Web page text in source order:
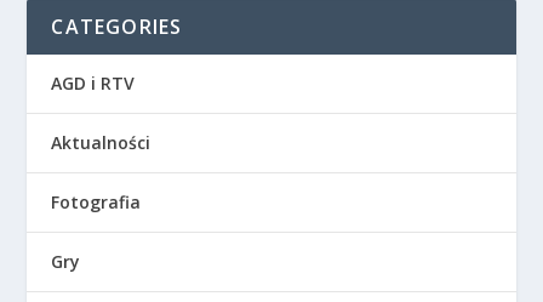
CATEGORIES
AGD i RTV
Aktualności
Fotografia
Gry